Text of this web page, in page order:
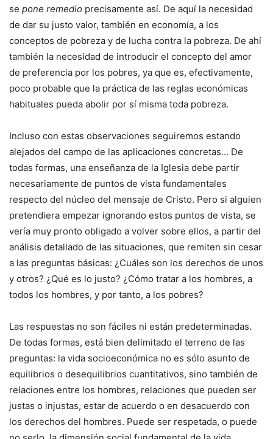
se pone remedio precisamente así. De aquí la necesidad
de dar su justo valor, también en economía, a los
conceptos de pobreza y de lucha contra la pobreza. De ahí
también la necesidad de introducir el concepto del amor
de preferencia por los pobres, ya que es, efectivamente,
poco probable que la práctica de las reglas económicas
habituales pueda abolir por sí misma toda pobreza.
Incluso con estas observaciones seguiremos estando
alejados del campo de las aplicaciones concretas… De
todas formas, una enseñanza de la Iglesia debe partir
necesariamente de puntos de vista fundamentales
respecto del núcleo del mensaje de Cristo. Pero si alguien
pretendiera empezar ignorando estos puntos de vista, se
vería muy pronto obligado a volver sobre ellos, a partir del
análisis detallado de las situaciones, que remiten sin cesar
a las preguntas básicas: ¿Cuáles son los derechos de unos
y otros? ¿Qué es lo justo? ¿Cómo tratar a los hombres, a
todos los hombres, y por tanto, a los pobres?
Las respuestas no son fáciles ni están predeterminadas.
De todas formas, está bien delimitado el terreno de las
preguntas: la vida socioeconómica no es sólo asunto de
equilibrios o desequilibrios cuantitativos, sino también de
relaciones entre los hombres, relaciones que pueden ser
justas o injustas, estar de acuerdo o en desacuerdo con
los derechos del hombres. Puede ser respetada, o puede